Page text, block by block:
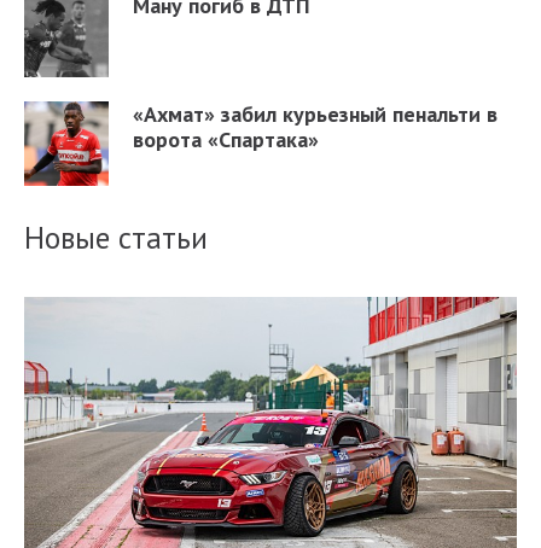
«Ахмат» забил курьезный пенальти в
ворота «Спартака»
Новые статьи